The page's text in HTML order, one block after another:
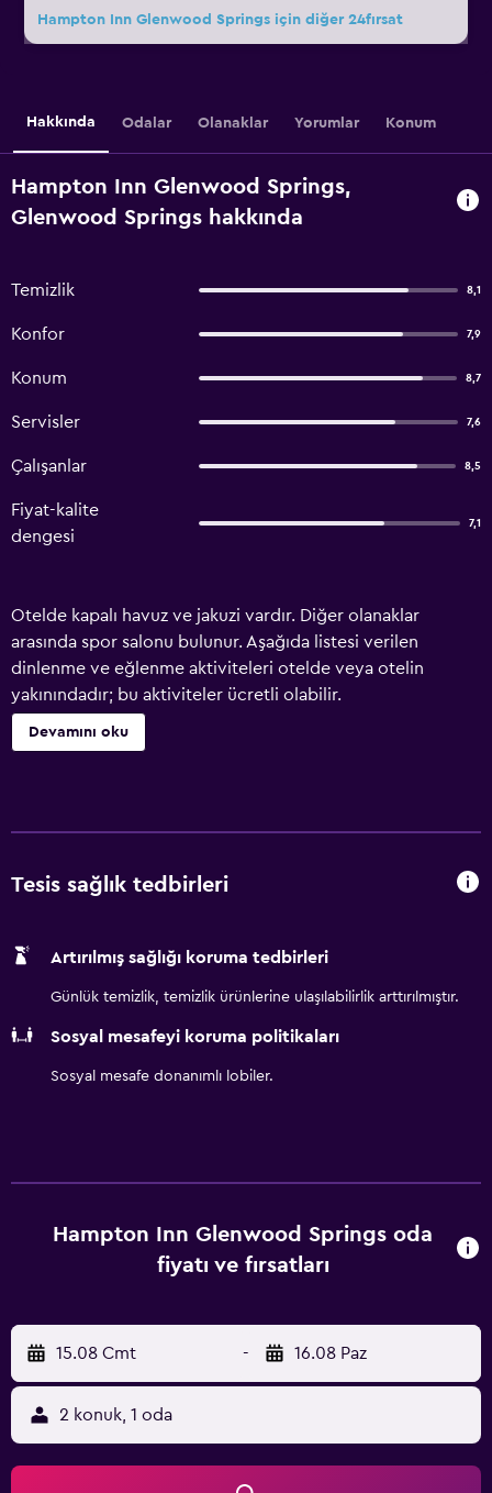
Hampton Inn Glenwood Springs için diğer 24fırsat
Hakkında Odalar Olanaklar Yorumlar Konum
Hampton Inn Glenwood Springs,
Glenwood Springs hakkında
Temizlik 8,1
Konfor 7,9
Konum 8,7
Servisler 7,6
Çalışanlar 8,5
Fiyat-kalite
dengesi
7,1
Otelde kapalı havuz ve jakuzi vardır. Diğer olanaklar
arasında spor salonu bulunur. Aşağıda listesi verilen
dinlenme ve eğlenme aktiviteleri otelde veya otelin
yakınındadır; bu aktiviteler ücretli olabilir.
Devamını oku
Tesis sağlık tedbirleri
Artırılmış sağlığı koruma tedbirleri
Günlük temizlik, temizlik ürünlerine ulaşılabilirlik arttırılmıştır.
Sosyal mesafeyi koruma politikaları
Sosyal mesafe donanımlı lobiler.
Hampton Inn Glenwood Springs oda
fiyatı ve fırsatları
15.08 Cmt - 16.08 Paz
2 konuk, 1 oda